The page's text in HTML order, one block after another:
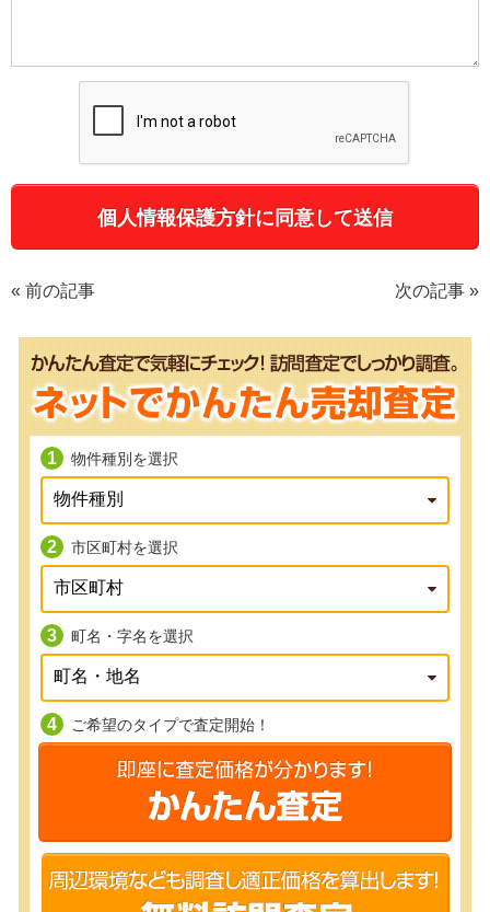
« 前の記事 次の記事 »
物件種別を選択
市区町村を選択
町名・字名を選択
ご希望のタイプで査定開始！